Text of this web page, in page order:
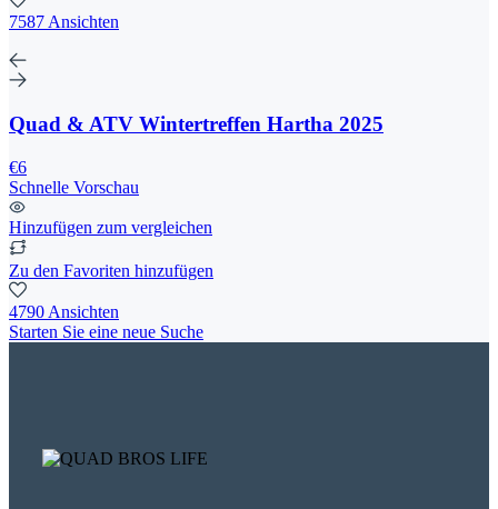
7587 Ansichten
Quad & ATV Wintertreffen Hartha 2025
€6
Schnelle Vorschau
Hinzufügen zum vergleichen
Zu den Favoriten hinzufügen
4790 Ansichten
Starten Sie eine neue Suche